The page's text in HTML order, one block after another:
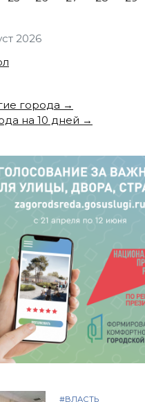
2026
города →
на 10 дней →
#ВЛАСТЬ